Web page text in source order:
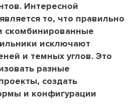
Интересной
то, что правильно
скомбинированные
исключают
и темных углов. Это
разные
создать
и конфигурации